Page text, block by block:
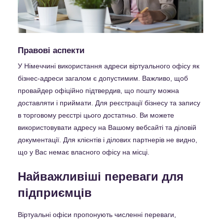
Правові аспекти
У Німеччині використання адреси віртуального офісу як
бізнес-адреси загалом є допустимим. Важливо, щоб
провайдер офіційно підтвердив, що пошту можна
доставляти і приймати. Для реєстрації бізнесу та запису
в торговому реєстрі цього достатньо. Ви можете
використовувати адресу на Вашому вебсайті та діловій
документації. Для клієнтів і ділових партнерів не видно,
що у Вас немає власного офісу на місці.
Найважливіші переваги для
підприємців
Віртуальні офіси пропонують численні переваги,